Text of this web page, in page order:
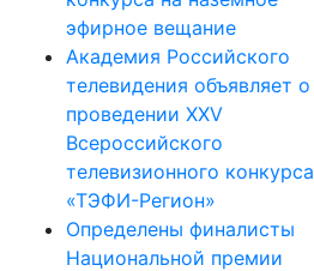
эфирное вещание
Академия Российского
телевидения объявляет о
проведении ХХV
Всероссийского
телевизионного конкурса
«ТЭФИ-Регион»
Определены финалисты
Национальной премии